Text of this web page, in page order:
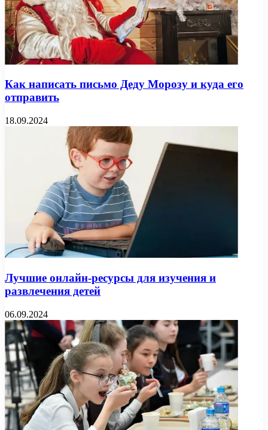
Как написать письмо Деду Морозу и куда его
отправить
18.09.2024
Лучшие онлайн-ресурсы для изучения и
развлечения детей
06.09.2024